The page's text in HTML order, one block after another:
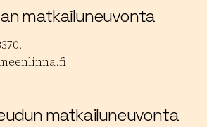
matkailuneuvonta
matkailuneuvonta